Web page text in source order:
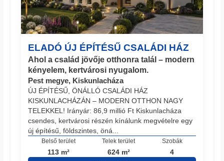
ELADÓ ÚJ ÉPÍTÉSŰ CSALÁDI HÁZ
Ahol a család jövője otthonra talál – modern
kényelem, kertvárosi nyugalom.
Pest megye, Kiskunlacháza
ÚJ ÉPÍTÉSŰ, ÖNÁLLÓ CSALÁDI HÁZ
KISKUNLACHÁZÁN – MODERN OTTHON NAGY
TELEKKEL! Irányár: 86,9 millió Ft Kiskunlacháza
csendes, kertvárosi részén kínálunk megvételre egy
új építésű, földszintes, öná...
Belső terület
113 m²
Telek terület
624 m²
Szobák
4